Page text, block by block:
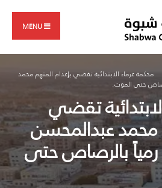
MENU
محكمة عرماء الابتدائية تقضي بإعدام المتهم محمد
حتى الموت.
تقضي
محمد عبدالمحسن
بالرصاص حتى